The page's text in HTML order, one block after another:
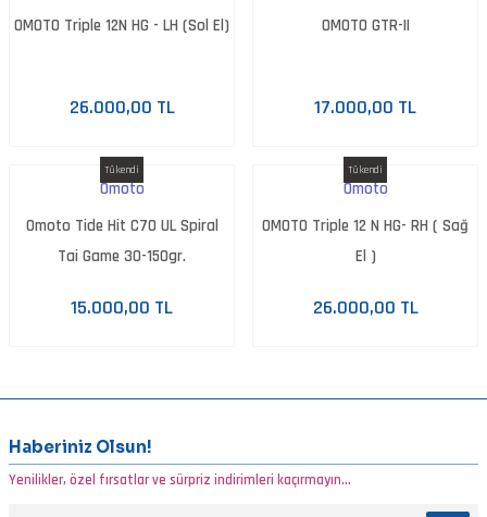
OMOTO Triple 12N HG - LH (Sol El)
26.000,00 TL
OMOTO GTR-II
17.000,00 TL
Tükendi
Omoto
Omoto Tide Hit C70 UL Spiral
Tai Game 30-150gr.
15.000,00 TL
Tükendi
Omoto
OMOTO Triple 12 N HG- RH ( Sağ
El )
26.000,00 TL
Haberiniz Olsun!
Yenilikler, özel fırsatlar ve sürpriz indirimleri kaçırmayın...